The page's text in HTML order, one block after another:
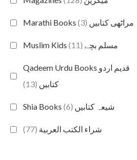
Marathi Books مراٹھی کتابیں (3)
Muslim Kids مسلم بچے (11)
Qadeem Urdu Books قدیم اردو
کتابیں (13)
Shia Books شیعہ کتابیں (6)
شراء الكتب العربية (77)